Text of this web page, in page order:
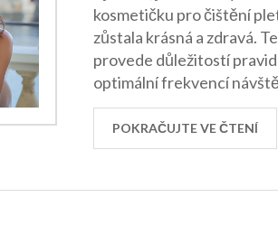
kosmetičku pro čištění
zůstala krásná a zdravá.
provede důležitostí
optimální frekvencí
poskytne vám užitečné
udržet v nejlepší kondici
procedurami.
POKRAČUJTE VE ČTENÍ